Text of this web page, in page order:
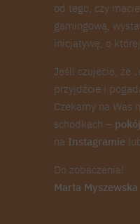
od tego, czy
gamingową,
inicjatywę, o
Jeśli czujecie, że
przyjdźcie i
Czekamy na Was
schodkach –
na Instagramie
Do zobaczenia!
Marta Myszewska